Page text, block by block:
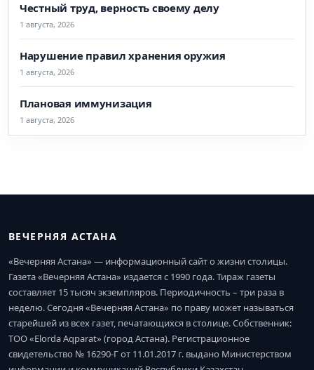
Честный труд, верность своему делу
1 августа, 2026
Нарушение правил хранения оружия
1 августа, 2026
Плановая иммунизация
1 августа, 2026
ВЕЧЕРНЯЯ АСТАНА
«Вечерняя Астана» — информационный сайт о жизни столицы.
Газета «Вечерняя Астана» издается с 1990 года. Тираж газеты
составляет 15 тысяч экземпляров. Периодичность – три раза в
неделю. Сегодня «Вечерняя Астана» по праву может называться
старейшей из всех газет, печатающихся в столице. Собственник:
ТОО «Elorda Aqparat» (город Астана). Регистрационное
свидетельство № 16290-Г от 11.01.2017 г. выдано Министерством